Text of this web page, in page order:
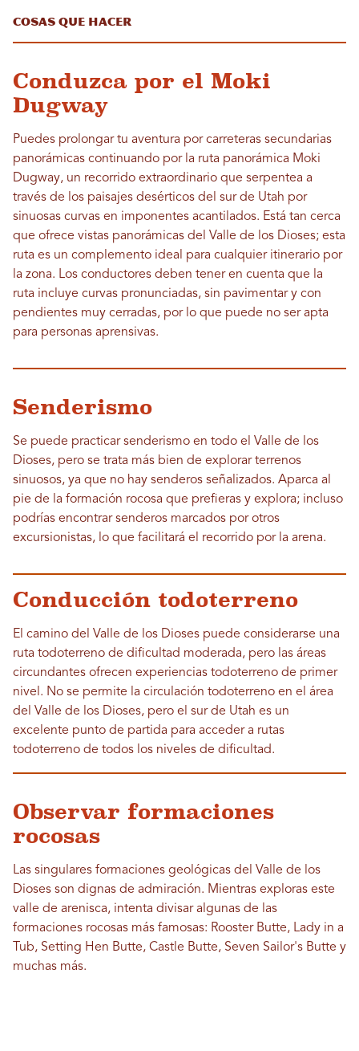
Cosas que hacer
Conduzca por el Moki
Dugway
Puedes prolongar tu aventura por carreteras secundarias
panorámicas continuando por la ruta panorámica Moki
Dugway, un recorrido extraordinario que serpentea a
través de los paisajes desérticos del sur de Utah por
sinuosas curvas en imponentes acantilados. Está tan cerca
que ofrece vistas panorámicas del Valle de los Dioses; esta
ruta es un complemento ideal para cualquier itinerario por
la zona. Los conductores deben tener en cuenta que la
ruta incluye curvas pronunciadas, sin pavimentar y con
pendientes muy cerradas, por lo que puede no ser apta
para personas aprensivas.
Senderismo
Se puede practicar senderismo en todo el Valle de los
Dioses, pero se trata más bien de explorar terrenos
sinuosos, ya que no hay senderos señalizados. Aparca al
pie de la formación rocosa que prefieras y explora; incluso
podrías encontrar senderos marcados por otros
excursionistas, lo que facilitará el recorrido por la arena.
Conducción todoterreno
El camino del Valle de los Dioses puede considerarse una
ruta todoterreno de dificultad moderada, pero las áreas
circundantes ofrecen experiencias todoterreno de primer
nivel. No se permite la circulación todoterreno en el área
del Valle de los Dioses, pero el sur de Utah es un
excelente punto de partida para acceder a rutas
todoterreno de todos los niveles de dificultad.
Observar formaciones
rocosas
Las singulares formaciones geológicas del Valle de los
Dioses son dignas de admiración. Mientras exploras este
valle de arenisca, intenta divisar algunas de las
formaciones rocosas más famosas: Rooster Butte, Lady in a
Tub, Setting Hen Butte, Castle Butte, Seven Sailor's Butte y
muchas más.